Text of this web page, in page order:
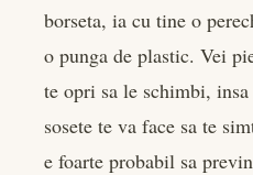
borseta, ia cu tine o
o punga de plastic. Vei
te opri sa le schimbi, insa
sosete te va face sa te
e foarte probabil sa